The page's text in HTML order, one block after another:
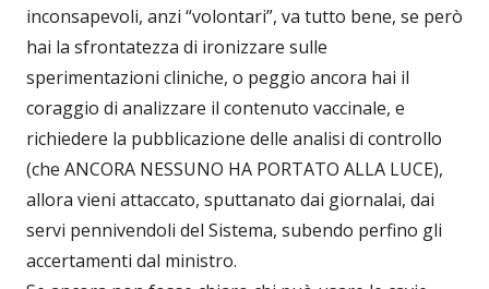
inconsapevoli, anzi “volontari”, va tutto bene, se però
hai la sfrontatezza di ironizzare sulle
sperimentazioni cliniche, o peggio ancora hai il
coraggio di analizzare il contenuto vaccinale, e
richiedere la pubblicazione delle analisi di controllo
(che ANCORA NESSUNO HA PORTATO ALLA LUCE),
allora vieni attaccato, sputtanato dai giornalai, dai
servi pennivendoli del Sistema, subendo perfino gli
accertamenti dal ministro.